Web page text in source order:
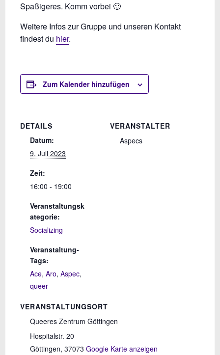
Spaßigeres. Komm vorbei 🙂
Weitere Infos zur Gruppe und unseren Kontakt
findest du hier.
Zum Kalender hinzufügen
DETAILS
Datum:
9. Juli 2023
Zeit:
16:00 - 19:00
Veranstaltungsk
ategorie:
Socializing
Veranstaltung-
Tags:
Ace,Aro,Aspec,
queer
VERANSTALTUNGSORT
Queeres Zentrum Göttingen
Hospitalstr. 20
Göttingen, 37073 Google Karte anzeigen
VERANSTALTER
Aspecs